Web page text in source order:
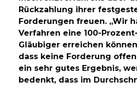
Rückzahlung ihrer
Forderungen freuen. „Wir
Verfahren eine 100-
Gläubiger erreichen
dass keine Forderung
ein sehr gutes Ergebnis,
bedenkt, dass im